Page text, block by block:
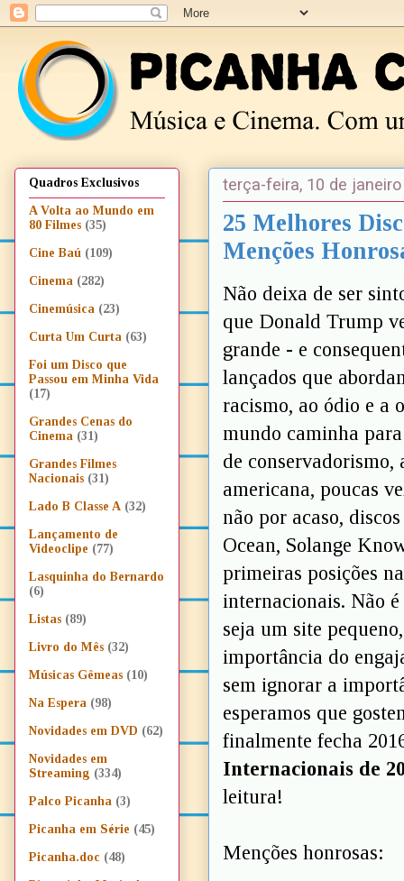
terça-feira, 10 de
25 Melhores
Menções
Não deixa de ser
que Donald Trump
grande - e
lançados que
racismo, ao ódio e a
mundo caminha
de
americana, poucas
não por acaso,
Ocean, Solange
primeiras posições
internacionais. Não
seja um site
importância do
sem ignorar a
esperamos que
finalmente fecha
Internacionais de
leitura!
Menções honrosas:
Quadros Exclusivos
A Volta ao Mundo em
80 Filmes (35)
Cine Baú (109)
Cinema (282)
Cinemúsica (23)
Curta Um Curta (63)
Foi um Disco que
Passou em Minha Vida
(17)
Grandes Cenas do
Cinema (31)
Grandes Filmes
Nacionais (31)
Lado B Classe A (32)
Lançamento de
Videoclipe (77)
Lasquinha do Bernardo
(6)
Listas (89)
Livro do Mês (32)
Músicas Gêmeas (10)
Na Espera (98)
Novidades em DVD (62)
Novidades em
Streaming (334)
Palco Picanha (3)
Picanha em Série (45)
Picanha.doc (48)